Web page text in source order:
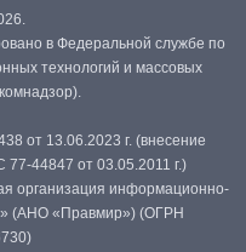
в Федеральной службе по
технологий и массовых
от 13.06.2023 г. (внесение
44847 от 03.05.2011 г.)
организация информационно-
(АНО «Правмир») (ОГРН